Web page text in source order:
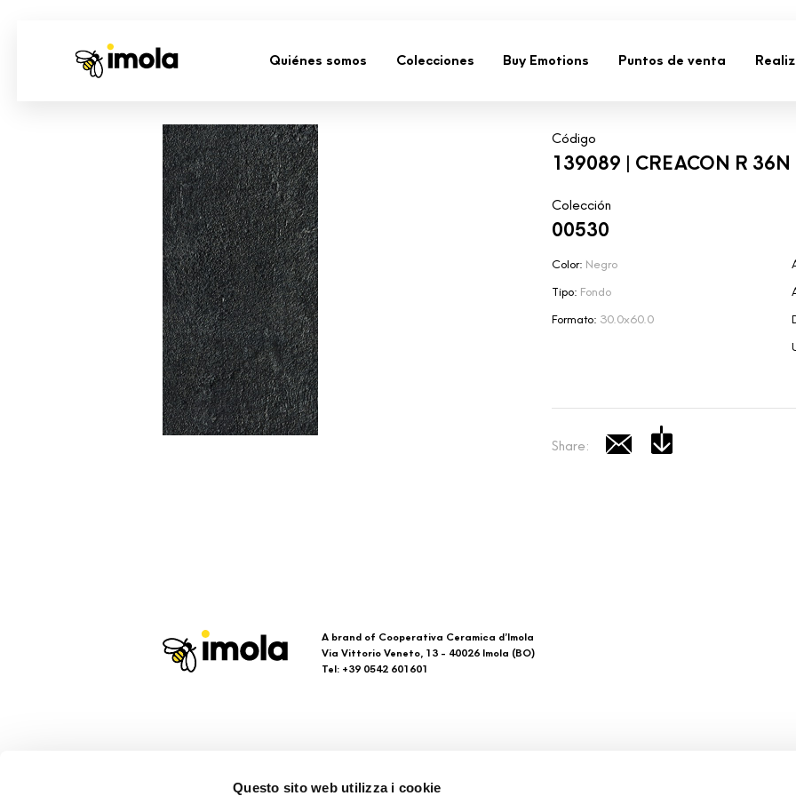
Questo sito web utilizza i cookie
Quiénes somos Colecciones Buy Emotions Puntos de venta
Código
139089 | CREACON R 36N
Colección
00530
Color: Negro
Tipo: Fondo
Formato: 30.0x60.0
Share:
A brand of Cooperativa Ceramica d’Imola
Via Vittorio Veneto, 13 - 40026 Imola (BO)
Tel: +39 0542 601601